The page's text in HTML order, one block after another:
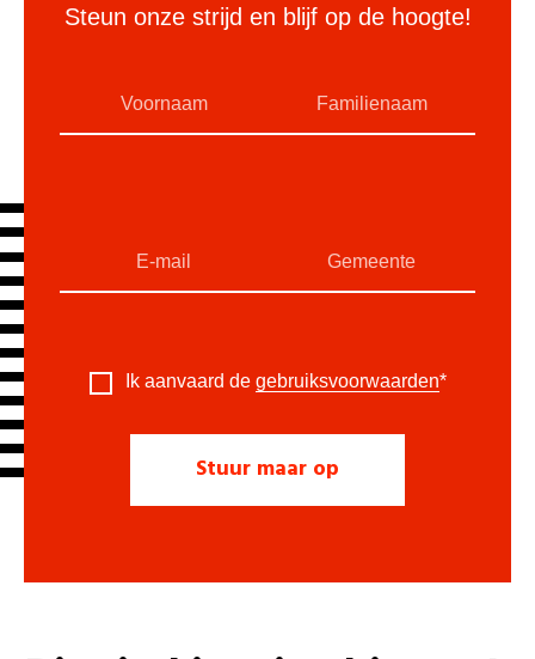
Steun onze strijd en blijf op de hoogte!
Ik aanvaard de gebruiksvoorwaarden*